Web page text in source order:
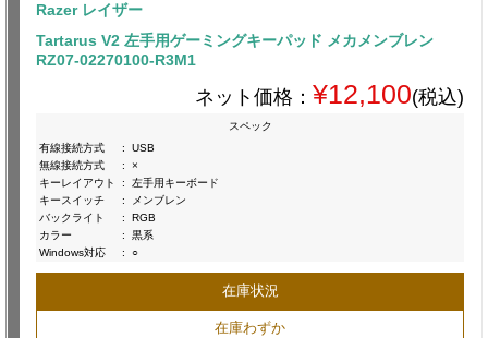
Razer レイザー
Tartarus V2 左手用ゲーミングキーパッド メカメンブレン
RZ07-02270100-R3M1
ネット価格： ¥12,100(税込)
スペック
有線接続方式
:
USB
無線接続方式
:
×
キーレイアウト
:
左手用キーボード
キースイッチ
:
メンブレン
バックライト
:
RGB
カラー
:
黒系
Windows対応
: ○
在庫状況
在庫わずか